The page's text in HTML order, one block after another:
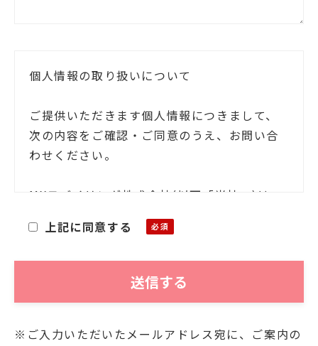
個人情報の取り扱いについて
ご提供いただきます個人情報につきまして、
次の内容をご確認・ご同意のうえ、お問い合
わせください。
MXモバイリング株式会社(以下「当社」)は、
お客様ご本人の氏名・住所等の個人情報(以下
「個人情報」)をご提供いただくにあたり、そ
ないことを次の通りお知らせいたします。
お客様よりご提供いただきました個人情報
上記に同意する
※ご入力いただいたメールアドレス宛に、ご案内の